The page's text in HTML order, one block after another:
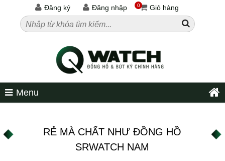
Đăng ký Đăng nhập Giỏ hàng
0
Menu
RẺ MÀ CHẤT NHƯ ĐỒNG HỒ
SRWATCH NAM